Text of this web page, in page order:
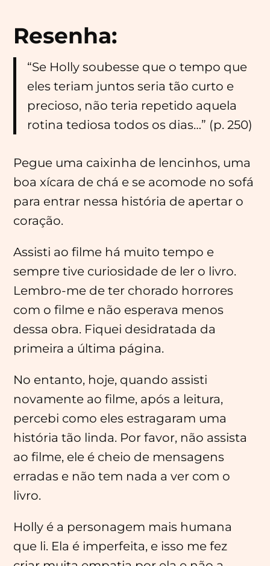
Resenha:
“Se Holly soubesse que o tempo que
eles teriam juntos seria tão curto e
precioso, não teria repetido aquela
rotina tediosa todos os dias…” (p. 250)
Pegue uma caixinha de lencinhos, uma
boa xícara de chá e se acomode no sofá
para entrar nessa história de apertar o
coração.
Assisti ao filme há muito tempo e
sempre tive curiosidade de ler o livro.
Lembro-me de ter chorado horrores
com o filme e não esperava menos
dessa obra. Fiquei desidratada da
primeira a última página.
No entanto, hoje, quando assisti
novamente ao filme, após a leitura,
percebi como eles estragaram uma
história tão linda. Por favor, não assista
ao filme, ele é cheio de mensagens
erradas e não tem nada a ver com o
livro.
Holly é a personagem mais humana
que li. Ela é imperfeita, e isso me fez